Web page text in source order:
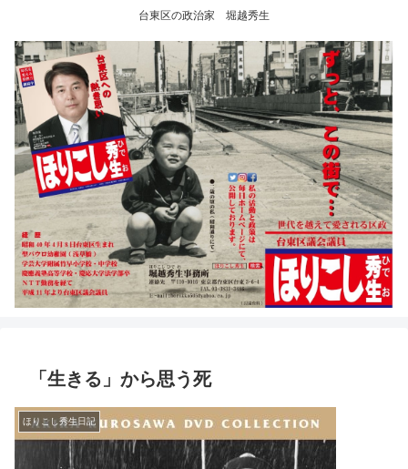
台東区の政治家 堀越秀生
「生きる」から思う死
ほりこし秀生日記